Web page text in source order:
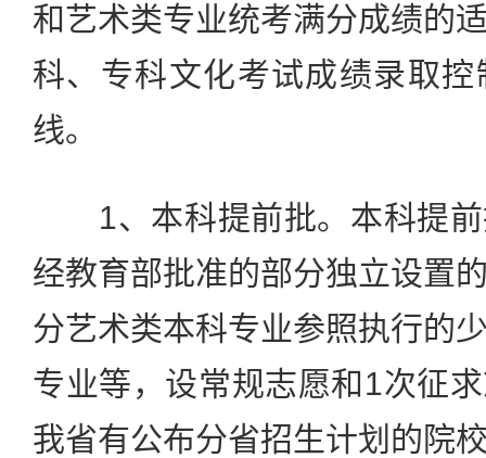
和艺术类专业统考满分成绩的
科、专科文化考试成绩录取
线。
1、本科提前批。本科提前
经教育部批准的部分独立设置
分艺术类本科专业参照执行的
专业等，设常规志愿和1次征
我省有公布分省招生计划的院